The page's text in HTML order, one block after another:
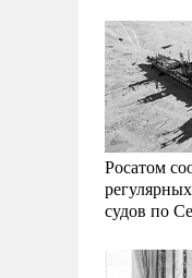
Росатом
судов по